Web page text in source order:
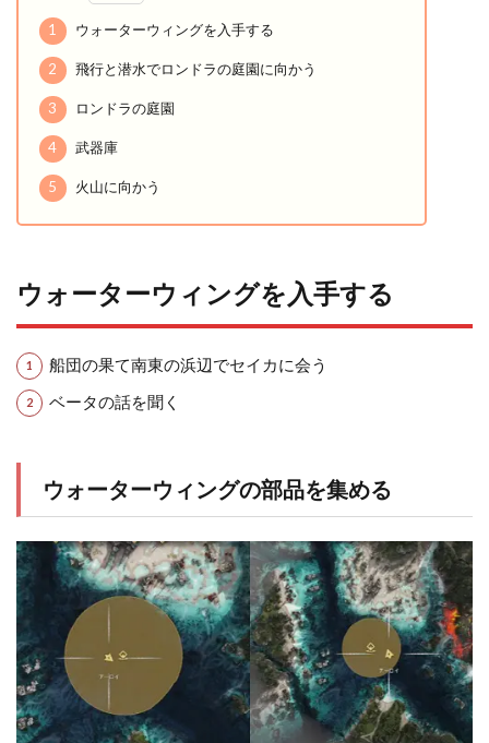
1 ウォーターウィングを入手する
2 飛行と潜水でロンドラの庭園に向かう
3 ロンドラの庭園
4 武器庫
5 火山に向かう
ウォーターウィングを入手する
船団の果て南東の浜辺でセイカに会う
ベータの話を聞く
ウォーターウィングの部品を集める